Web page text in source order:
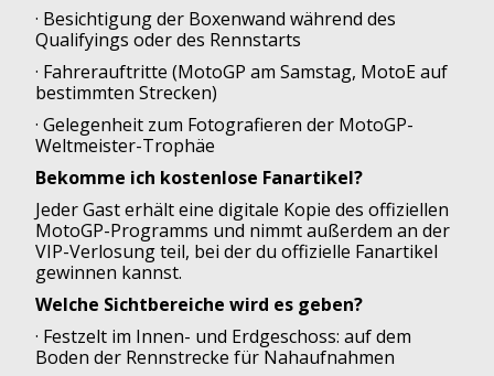
· Besichtigung der Boxenwand während des
Qualifyings oder des Rennstarts
· Fahrerauftritte (MotoGP am Samstag, MotoE auf
bestimmten Strecken)
· Gelegenheit zum Fotografieren der MotoGP-
Weltmeister-Trophäe
Bekomme ich kostenlose Fanartikel?
Jeder Gast erhält eine digitale Kopie des offiziellen
MotoGP-Programms und nimmt außerdem an der
VIP-Verlosung teil, bei der du offizielle Fanartikel
gewinnen kannst.
Welche Sichtbereiche wird es geben?
· Festzelt im Innen- und Erdgeschoss: auf dem
Boden der Rennstrecke für Nahaufnahmen